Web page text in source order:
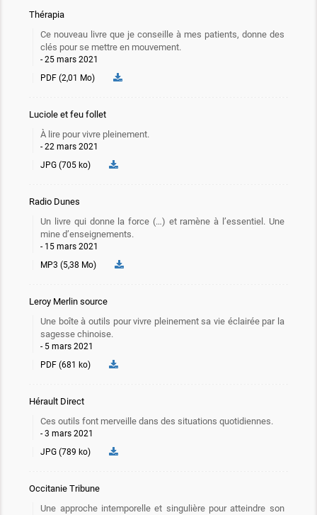
Thérapia
Ce nouveau livre que je conseille à mes patients, donne des
clés pour se mettre en mouvement.
25 mars 2021
PDF (2,01 Mo)
Luciole et feu follet
À lire pour vivre pleinement.
22 mars 2021
JPG (705 ko)
Radio Dunes
Un livre qui donne la force (…) et ramène à l’essentiel. Une
mine d’enseignements.
15 mars 2021
MP3 (5,38 Mo)
Leroy Merlin source
Une boîte à outils pour vivre pleinement sa vie éclairée par la
sagesse chinoise.
5 mars 2021
PDF (681 ko)
Hérault Direct
Ces outils font merveille dans des situations quotidiennes.
3 mars 2021
JPG (789 ko)
Occitanie Tribune
Une approche intemporelle et singulière pour atteindre son